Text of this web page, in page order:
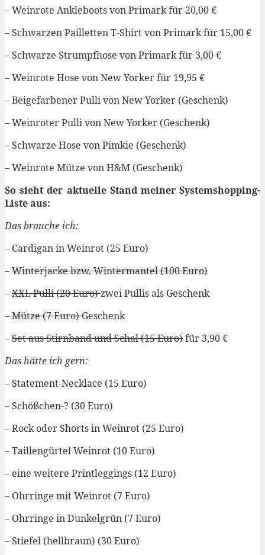
– Weinrote Ankleboots von Primark für 20,00 €
– Schwarzen Pailletten T-Shirt von Primark für 15,00 €
– Schwarze Strumpfhose von Primark für 3,00 €
– Weinrote Hose von New Yorker für 19,95 €
– Beigefarbener Pulli von New Yorker (Geschenk)
– Weinroter Pulli von New Yorker (Geschenk)
– Schwarze Hose von Pimkie (Geschenk)
– Weinrote Mütze von H&M (Geschenk)
So sieht der aktuelle Stand meiner Systemshopping-
Liste aus:
Das brauche ich:
– Cardigan in Weinrot (25 Euro)
–Winterjacke bzw. Wintermantel (100 Euro)
–XXL Pulli (20 Euro)zwei Pullis als Geschenk
–Mütze (7 Euro)Geschenk
–Set aus Stirnband und Schal (15 Euro)für 3,90 €
Das hätte ich gern:
– Statement-Necklace (15 Euro)
– Schößchen-? (30 Euro)
– Rock oder Shorts in Weinrot (25 Euro)
– Taillengürtel Weinrot (10 Euro)
– eine weitere Printleggings (12 Euro)
– Ohrringe mit Weinrot (7 Euro)
– Ohrringe in Dunkelgrün (7 Euro)
– Stiefel (hellbraun) (30 Euro)